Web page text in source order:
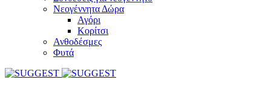
Νεογέννητα Δώρα
Αγόρι
Κορίτσι
Ανθοδέσμες
Φυτά